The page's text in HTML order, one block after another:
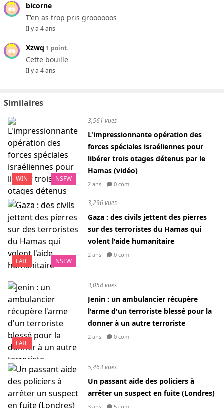
bicorne
T'en as trop pris groooooos
Il y a 4 ans
Xzwq 1 point.
Cette bouille
Il y a 4 ans
Similaires
WIN NSFW
3,561 vues
L'impressionnante opération des
forces spéciales israéliennes pour
libérer trois otages détenus par le
Hamas (vidéo)
2 ans 0 com
FAIL NSFW
3,296 vues
Gaza : des civils jettent des pierres
sur des terroristes du Hamas qui
volent l'aide humanitaire
2 ans 0 com
FAIL
3,058 vues
Jenin : un ambulancier récupère
l'arme d'un terroriste blessé pour la
donner à un autre terroriste
2 ans 0 com
5,463 vues
Un passant aide des policiers à
arrêter un suspect en fuite (Londres)